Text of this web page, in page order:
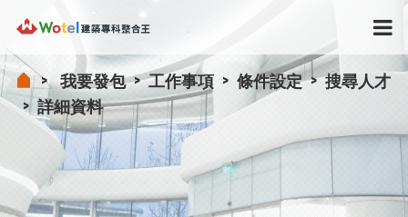
我要發包 工作事項 條件設定
搜尋人才
詳細資料